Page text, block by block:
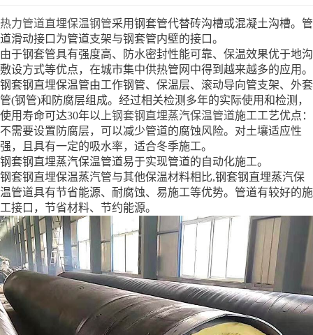
热力管道直埋保温钢管采用钢套管代替砖沟槽或混凝土沟槽。管
道滑动接口为管道支架与钢套管内壁的接口。
由于钢套管具有强度高、防水密封性能可靠、保温效果优于地沟
敷设方式等优点，在城市集中供热管网中得到越来越多的应用。
钢套钢直埋保温管由工作钢管、保温层、滚动导向管支架、外套
管(钢管)和防腐层组成。经过相关检测多年的实际使用和检测，
使用寿命可达30年以上钢套钢直埋蒸汽保温管道施工工艺优点：
不需要设置防腐层，可以减少管道的腐蚀风险。对土壤适应性
强，且具有一定的吸水率，适合冬季施工。
钢套钢直埋蒸汽保温管道易于实现管道的自动化施工。
钢套钢直埋保温蒸汽管与其他保温材料相比,钢套钢直埋蒸汽保
温管道具有节省能源、耐腐蚀、易施工等优势。管道有较好的施
工接口，节省材料、节约能源。